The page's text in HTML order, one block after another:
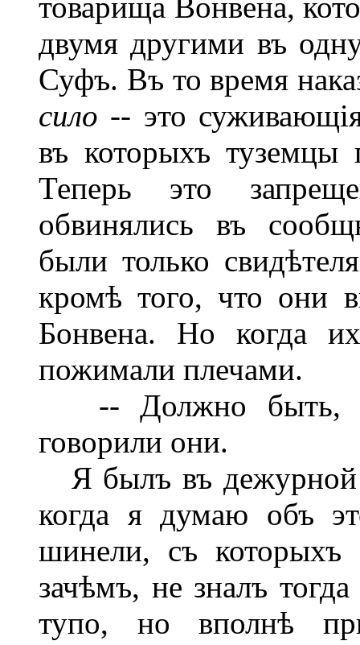
товарища Вонвена,
двумя другими въ
Суфъ. Въ то время
сило -- это
въ которыхъ туземцы
Теперь это
обвинялись въ
были только
кромѣ того, что они
Бонвена. Но когда
пожимали плечами.
-- Должно быть,
говорили они.
Я былъ въ дежурной
когда я думаю объ
шинели, съ
зачѣмъ, не зналъ
тупо, но вполнѣ